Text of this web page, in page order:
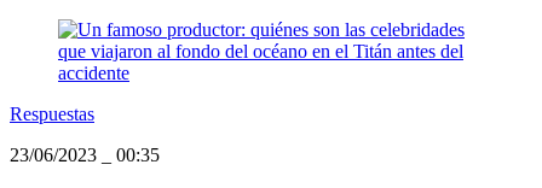
Respuestas
23/06/2023
00:35